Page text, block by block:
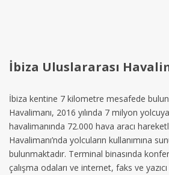
İbiza Uluslararası
İbiza kentine 7 kilometre mesafede
Havalimanı, 2016 yılında 7 milyon
havalimanında 72.000 hava aracı
Havalimanı’nda yolcuların kullanımına
bulunmaktadır. Terminal binasında
çalışma odaları ve internet, faks ve